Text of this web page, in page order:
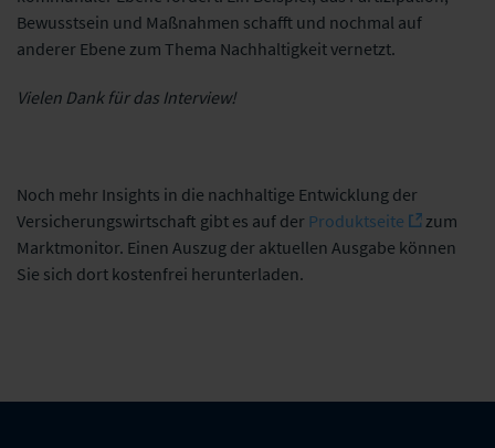
Bewusstsein und Maßnahmen schafft und nochmal auf
anderer Ebene zum Thema Nachhaltigkeit vernetzt.
Vielen Dank für das Interview!
Noch mehr Insights in die nachhaltige Entwicklung der
Versicherungswirtschaft gibt es auf der Produktseite
zum
Marktmonitor. Einen Auszug der aktuellen Ausgabe können
Sie sich dort kostenfrei herunterladen.